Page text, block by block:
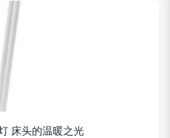
床头的温暖之光